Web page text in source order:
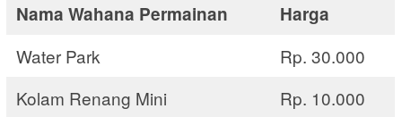
Nama Wahana Permainan
Harga
Water Park
Rp. 30.000
Kolam Renang Mini
Rp. 10.000